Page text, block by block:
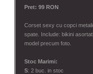
Pret: 99 RON
Corset sexy cu copci
spate. Include: bikini
model precum foto.
Stoc Marimi:
S: 2 buc. in stoc